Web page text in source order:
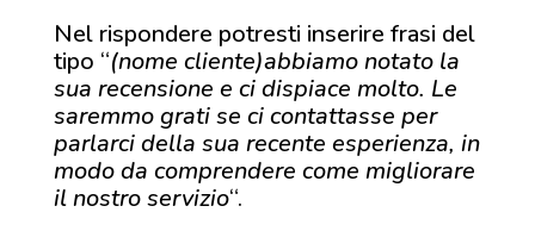
Nel rispondere potresti inserire frasi del
tipo “(nome cliente)abbiamo notato la
sua recensione e ci dispiace molto. Le
saremmo grati se ci contattasse per
parlarci della sua recente esperienza, in
modo da comprendere come migliorare
il nostro servizio“.